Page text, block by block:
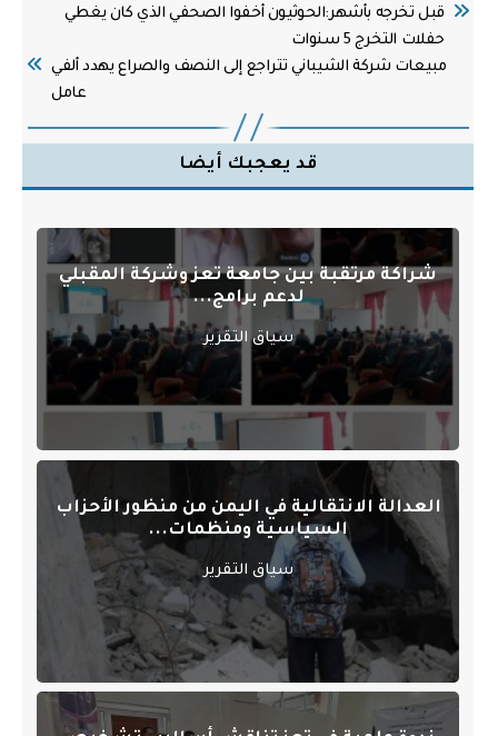
قبل تخرجه بأشهر:الحوثيون أخفوا الصحفي الذي كان يغطي
حفلات التخرج 5 سنوات
مبيعات شركة الشيباني تتراجع إلى النصف والصراع يهدد ألفي
عامل
قد يعجبك أيضا
شراكة مرتقبة بين جامعة تعز وشركة المقبلي
لدعم برامج...
سياق التقرير
العدالة الانتقالية في اليمن من منظور الأحزاب
السياسية ومنظمات...
سياق التقرير